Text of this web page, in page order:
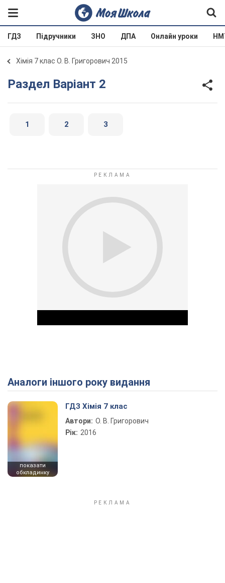
ГДЗ Підручники ЗНО ДПА Онлайн уроки
Хімія 7 клас О. В. Григорович 2015
Раздел Варіант 2
1 2 3
Play Video
Аналоги іншого року видання
показати
обкладинку
ГДЗ Хімія 7 клас
Автори: О. В. Григорович
Рік: 2016